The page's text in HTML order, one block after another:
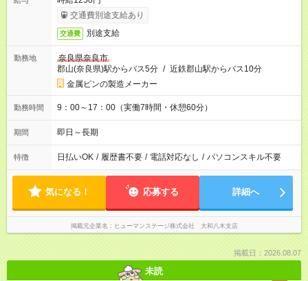
交通費別途支給あり
交通費 別途支給
勤務地
奈良県奈良市
郡山(奈良県)駅からバス5分 / 近鉄郡山駅からバス10分
金属ピンの製造メーカー
勤務時間 9：00～17：00（実働7時間・休憩60分）
期間 即日～長期
特徴 日払いOK / 履歴書不要 / 電話対応なし / パソコンスキル不要
気になる！ 応募する 詳細へ
掲載元企業名 ヒューマンステージ株式会社 大和八木支店
掲載日：2026.08.07
未読